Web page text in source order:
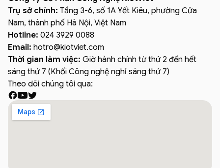
Trụ sở chính: Tầng 3-6, số 1A Yết Kiêu, phường Cửa
Nam, thành phố Hà Nội, Việt Nam
Hotline: 024 3929 0088
Email: hotro@kiotviet.com
Thời gian làm việc: Giờ hành chính từ thứ 2 đến hết
sáng thứ 7 (Khối Công nghệ nghỉ sáng thứ 7)
Theo dõi chúng tôi qua: